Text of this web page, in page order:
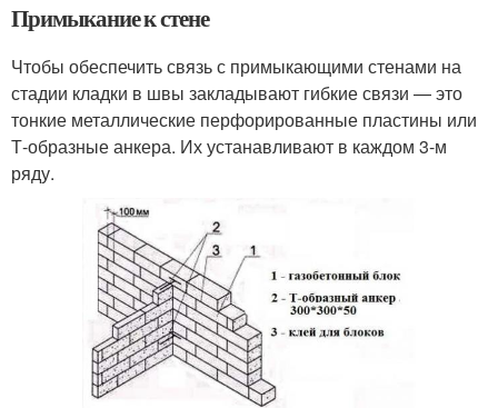
Примыкание к стене
Чтобы обеспечить связь с примыкающими стенами на
стадии кладки в швы закладывают гибкие связи — это
тонкие металлические перфорированные пластины или
Т-образные анкера. Их устанавливают в каждом 3-м
ряду.